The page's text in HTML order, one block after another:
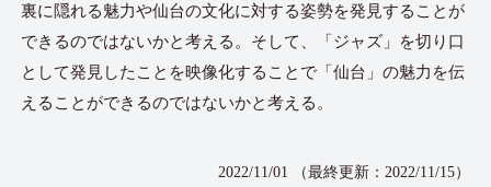
裏に隠れる魅力や仙台の文化に対する姿勢を発見することが
できるのではないかと考える。そして、「ジャズ」を切り口
として発見したことを映像化することで「仙台」の魅力を伝
えることができるのではないかと考える。
2022/11/01 （最終更新：2022/11/15）